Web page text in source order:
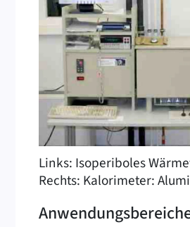
Links: Isoperiboles
Rechts: Kalorimeter: